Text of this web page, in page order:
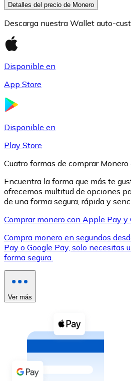
XRP
XRP
Efectivo
Comprar con efectivo
Transferencia SEPA
Añade fondos a tu cuenta
Detalles del precio de Monero
Descarga nuestra Wallet auto-
Disponible en
App Store
Disponible en
Play Store
Cuatro formas de comprar
Encuentra la forma que más te
ofrecemos multitud de opciones
de una forma segura, rápida y
Comprar monero con Apple Pay y
Compra monero en segundos
Pay o Google Pay, solo necesitas
forma segura.
Ver más